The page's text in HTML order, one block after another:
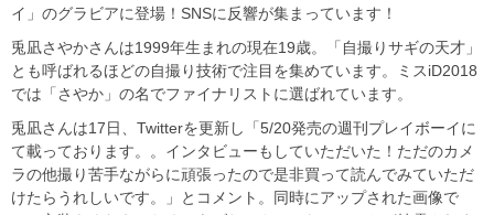
イ」のグラビアに登場！SNSに反響が集まっています！
兎凪さやかさんは1999年生まれの現在19歳。「自撮りサギの天才」
とも呼ばれるほどの自撮り技術で注目を集めています。ミスiD2018
では「さやか」の名でファイナリストに選ばれています。
兎凪さんは17日、Twitterを更新し「5/20発売の週刊プレイボーイに
て載っております。。インタビューもしていただいた！ただのカメ
ラの他撮り苦手ながらに頑張ったので是非買って読んでみていただ
けたらうれしいです。」とコメント。同時にアップされた画像で